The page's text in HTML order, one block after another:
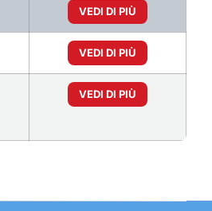
VEDI DI PIÙ
VEDI DI PIÙ
VEDI DI PIÙ